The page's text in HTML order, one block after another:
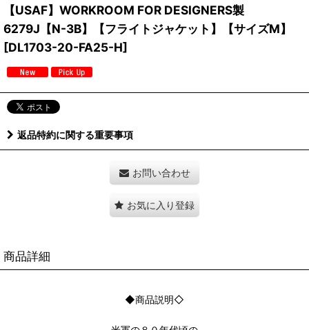
【USAF】WORKROOM FOR DESIGNERS製
6279J【N-3B】【フライトジャケット】【サイズM】
[DL1703-20-FA25-H]
返品特約に関する重要事項
お問い合わせ
お気に入り登録
商品詳細
◆商品説明◇